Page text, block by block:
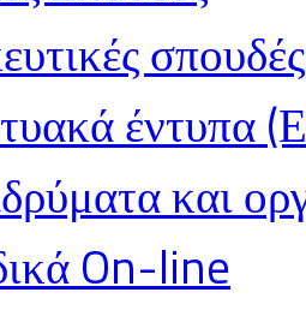
έντυπα
και
On-line